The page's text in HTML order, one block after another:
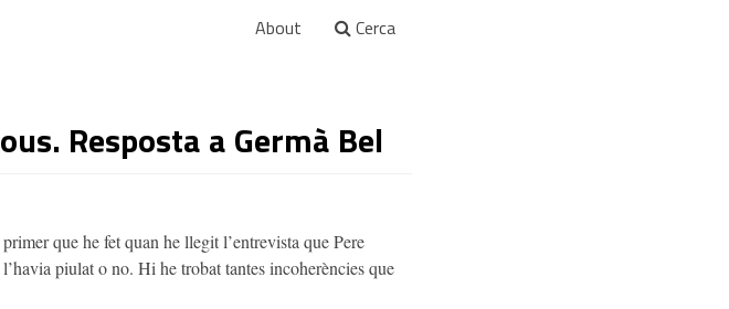
About Cerca
Resposta a Germà Bel
que he fet quan he llegit l’entrevista que Pere
piulat o no. Hi he trobat tantes incoherències que